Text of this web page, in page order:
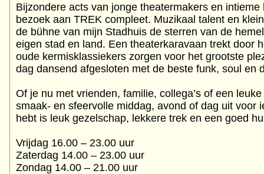
Bijzondere acts van jonge theatermakers en
bezoek aan TREK compleet. Muzikaal talent en
de bühne van mijn Stadhuis de sterren van de
eigen stad en land. Een theaterkaravaan trekt door
oude kermisklassiekers zorgen voor het grootste
dag dansend afgesloten met de beste funk, soul en
Of je nu met vrienden, familie, collega’s of een
smaak- en sfeervolle middag, avond of dag uit voor
hebt is leuk gezelschap, lekkere trek en een goed
Vrijdag 16.00 – 23.00 uur
Zaterdag 14.00 – 23.00 uur
Zondag 14.00 – 21.00 uur